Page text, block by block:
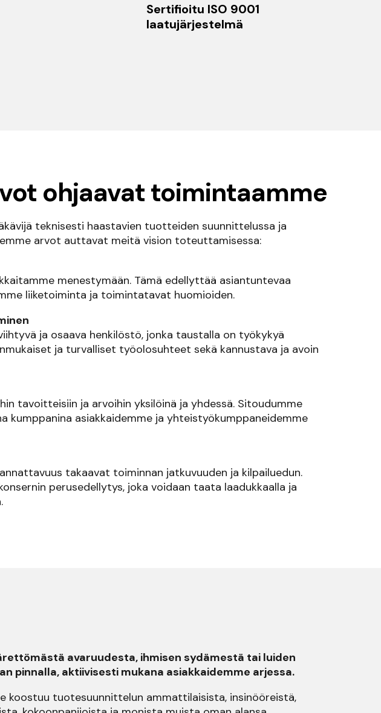
Sertifioitu ISO 9001
laatujärjestelmä
ohjaavat toimintaamme
teknisesti haastavien tuotteiden suunnittelussa ja
arvot auttavat meitä vision toteuttamisessa:
menestymään. Tämä edellyttää asiantuntevaa
liiketoiminta ja toimintatavat huomioiden.
ja osaava henkilöstö, jonka taustalla on työkykyä
ja turvalliset työolosuhteet sekä kannustava ja avoin
tavoitteisiin ja arvoihin yksilöinä ja yhdessä. Sitoudumme
kumppanina asiakkaidemme ja yhteistyökumppaneidemme
takaavat toiminnan jatkuvuuden ja kilpailuedun.
perusedellytys, joka voidaan taata laadukkaalla ja
avaruudesta, ihmisen sydämestä tai luiden
pinnalla, aktiivisesti mukana asiakkaidemme arjessa.
koostuu tuotesuunnittelun ammattilaisista, insinööreistä,